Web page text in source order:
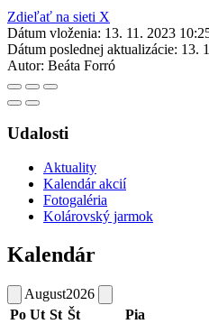
Zdieľať na sieti X
Dátum vloženia: 13. 11. 2023
Dátum poslednej aktualizácie: 13.
Autor: Beáta Forró
Udalosti
Aktuality
Kalendár akcií
Fotogaléria
Kolárovský jarmok
Kalendár
August2026
Po Ut St Št Pia